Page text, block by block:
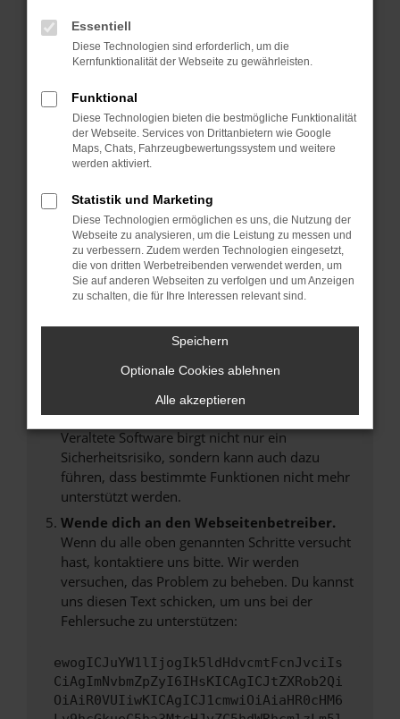
Fehler: Network Error
Beim Laden ist ein Fehler aufgetreten.
Hier sind ein paar Tipps, die dir helfen können:
Überprüfe deine Firewall und deine
Internetverbindung.
Laden andere Webseiten, zum Beispiel deine
Suchmaschine?
Manche Erweiterungen, wie Werbeblocker,
können das Laden bestimmter Seiten
verhindern. Funktioniert die Seite in einem
anderen Browser oder in einem privaten
Fenster?
Das kann manchmal helfen, vorübergehende
Probleme zu beheben.
Stelle sicher, dass dein Browser und dein
Betriebssystem auf dem neuesten Stand
sind.
Veraltete Software birgt nicht nur ein
Sicherheitsrisiko, sondern kann auch dazu
führen, dass bestimmte Funktionen nicht mehr
unterstützt werden.
Wende dich an den Webseitenbetreiber.
Wenn du alle oben genannten Schritte versucht
hast, kontaktiere uns bitte. Wir werden
versuchen, das Problem zu beheben. Du kannst
uns diesen Text schicken, um uns bei der
Fehlersuche zu unterstützen:
ewogICJuYW1lIjogIk5ldHdvcmtFcnJvciIs
CiAgImNvbmZpZyI6IHsKICAgICJtZXRob2Qi
OiAiR0VUIiwKICAgICJ1cmwiOiAiaHR0cHM6
Essentiell
Diese Technologien sind erforderlich, um die
Kernfunktionalität der Webseite zu gewährleisten.
Funktional
Diese Technologien bieten die bestmögliche Funktionalität
der Webseite. Services von Drittanbietern wie Google
Maps, Chats, Fahrzeugbewertungssystem und weitere
werden aktiviert.
Statistik und Marketing
Diese Technologien ermöglichen es uns, die Nutzung der
Webseite zu analysieren, um die Leistung zu messen und
zu verbessern. Zudem werden Technologien eingesetzt,
die von dritten Werbetreibenden verwendet werden, um
Sie auf anderen Webseiten zu verfolgen und um Anzeigen
zu schalten, die für Ihre Interessen relevant sind.
Speichern
Optionale Cookies ablehnen
Alle akzeptieren